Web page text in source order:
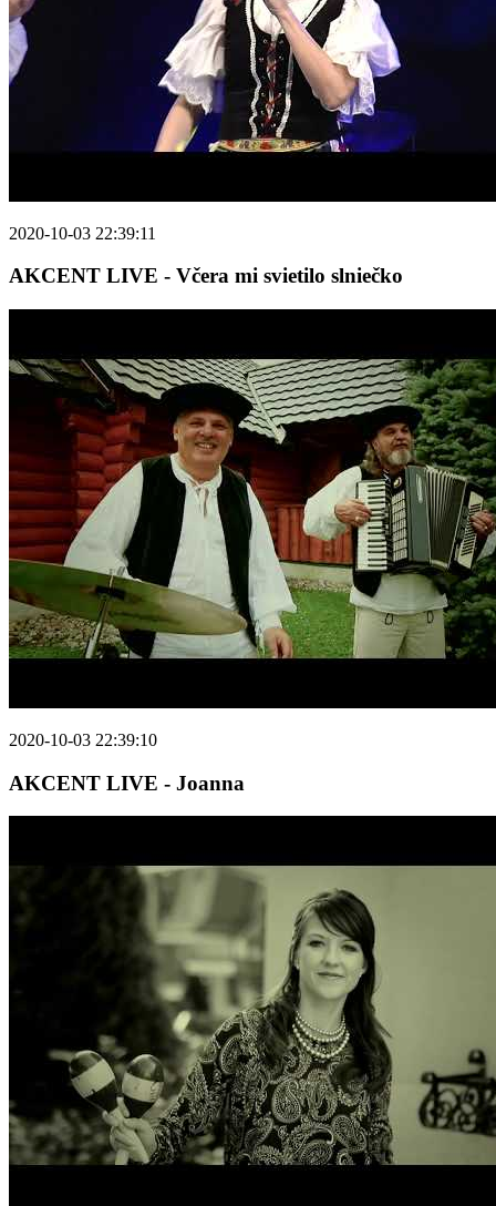
2020-10-03 22:39:11
AKCENT LIVE - Včera mi svietilo slniečko
2020-10-03 22:39:10
AKCENT LIVE - Joanna